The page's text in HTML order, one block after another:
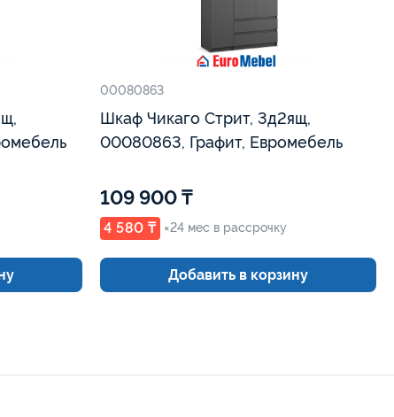
00080863
Шкаф Чикаго Стрит, 3д2ящ,
00080863, Графит, Евромебель
109 900 ₸
4 580 ₸ ×24 мес в рассрочку
Добавить в корзину